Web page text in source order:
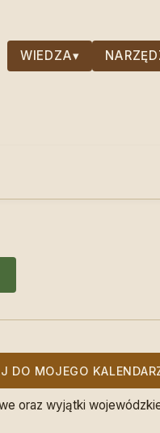
WIEDZA▾
DO MOJEGO
oraz wyjątki